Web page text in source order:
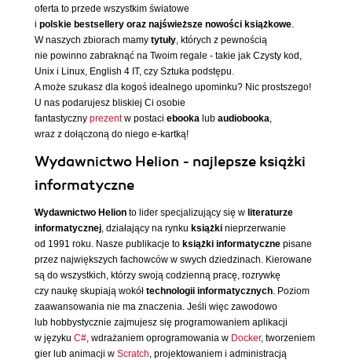
oferta to przede wszystkim światowe
i polskie bestsellery oraz najświeższe nowości książkowe.
W naszych zbiorach mamy tytuły, których z pewnością
nie powinno zabraknąć na Twoim regale - takie jak Czysty kod,
Unix i Linux, English 4 IT, czy Sztuka podstępu.
A może szukasz dla kogoś idealnego upominku? Nic prostszego!
U nas podarujesz bliskiej Ci osobie
fantastyczny prezentw postaci ebooka lub audiobooka,
wraz z dołączoną do niego e-kartką!
Wydawnictwo Helion - najlepsze książki
informatyczne
Wydawnictwo Helion to lider specjalizujący się w literaturze
informatycznej, działający na rynku książki nieprzerwanie
od 1991 roku. Nasze publikacje to książki informatyczne pisane
przez największych fachowców w swych dziedzinach. Kierowane
są do wszystkich, którzy swoją codzienną pracę, rozrywkę
czy naukę skupiają wokół technologii informatycznych. Poziom
zaawansowania nie ma znaczenia. Jeśli więc zawodowo
lub hobbystycznie zajmujesz się programowaniem aplikacji
w języku C#, wdrażaniem oprogramowania w Docker, tworzeniem
gier lub animacji w Scratch, projektowaniem i administracją